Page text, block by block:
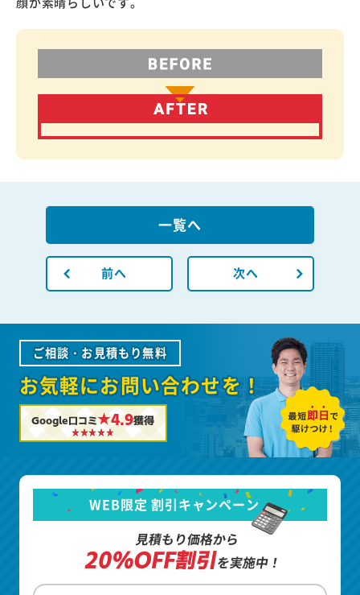
前へ
一覧へ
次へ
ご相談・お見積もり無料
お気軽にお問い合わせを！
Google口コミ★4.9獲得
WEB限定 割引キャンペーン
見積もり価格から
20%OFF割引を実施中！